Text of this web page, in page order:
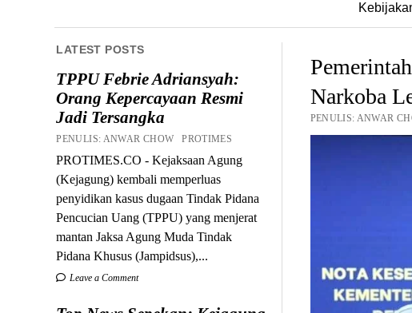
LATEST POSTS
TPPU Febrie Adriansyah:
Orang Kepercayaan Resmi
Jadi Tersangka
PENULIS: ANWAR CHOW PROTIMES
PROTIMES.CO - Kejaksaan Agung
(Kejagung) kembali memperluas
penyidikan kasus dugaan Tindak Pidana
Pencucian Uang (TPPU) yang menjerat
mantan Jaksa Agung Muda Tindak
Pidana Khusus (Jampidsus),...
Leave a Comment
Narkoba
PENULIS: ANWAR